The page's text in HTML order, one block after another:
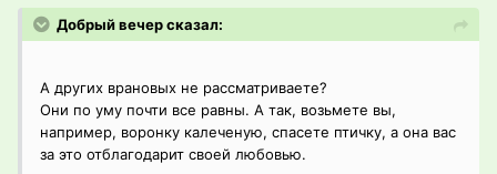
Добрый вечер сказал:
А других врановых не рассматриваете?
Они по уму почти все равны. А так, возьмете вы,
например, воронку калеченую, спасете птичку, а она вас
за это отблагодарит своей любовью.